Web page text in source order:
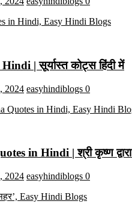
| सूर्यास्त कोट्स हिंदी में
2024 easyhindiblogs 0
in Hindi | श्री कृष्ण
2024 easyhindiblogs 0